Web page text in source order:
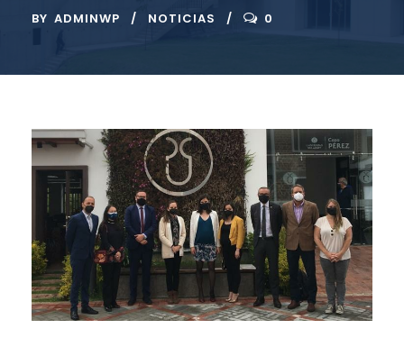
BY ADMINWP NOTICIAS 0